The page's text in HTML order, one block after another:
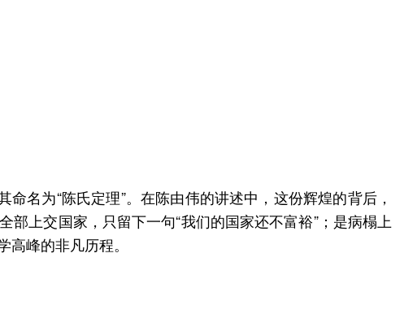
名为“陈氏定理”。在陈由伟的讲述中，这份辉煌的背后，
上交国家，只留下一句“我们的国家还不富裕”；是病榻上
峰的非凡历程。